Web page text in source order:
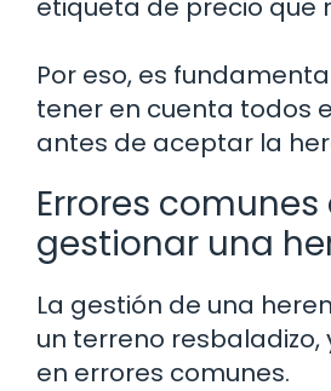
etiqueta de precio que
Por eso, es
tener en cuenta todos
antes de aceptar la
Errores comunes
gestionar una
La gestión de una
un terreno resbaladizo,
en errores comunes.